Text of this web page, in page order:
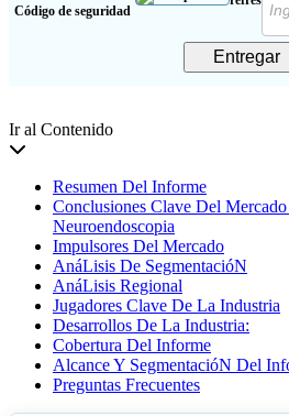
Código de seguridad
Entregar
Ir al Contenido
Resumen Del Informe
Conclusiones Clave Del
Neuroendoscopia
Impulsores Del Mercado
AnáLisis De SegmentacióN
AnáLisis Regional
Jugadores Clave De La Industria
Desarrollos De La Industria:
Cobertura Del Informe
Alcance Y SegmentacióN Del
Preguntas Frecuentes